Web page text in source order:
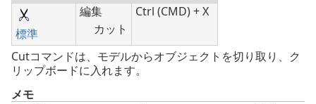
標準
編集
カット
Ctrl (CMD) + X
Cutコマンドは、モデルからオブジェクトを切り取り、ク
リップボードに入れます。
メモ